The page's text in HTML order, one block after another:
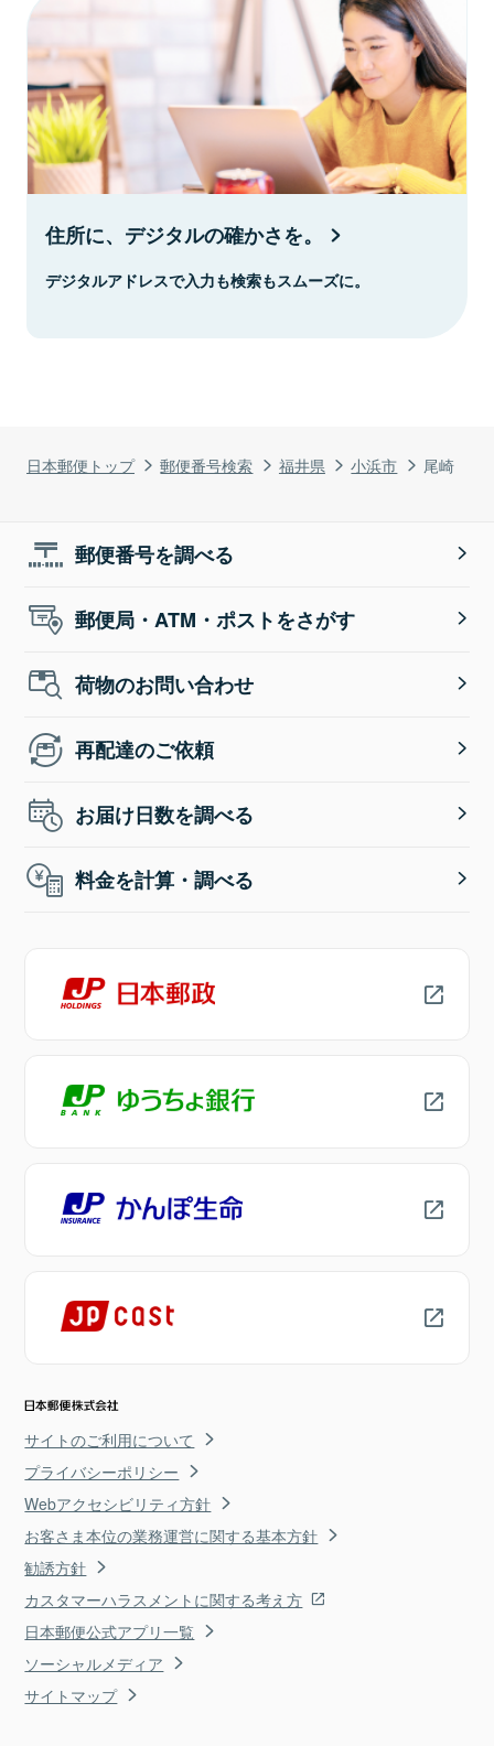
日本郵便トップ 郵便番号検索 福井県 小浜市 尾崎
住所に、デジタルの確かさを。
デジタルアドレスで入力も検索もスムーズに。
郵便番号を調べる
郵便局・ATM・ポストをさがす
荷物のお問い合わせ
再配達のご依頼
お届け日数を調べる
料金を計算・調べる
サイトのご利用について
プライバシーポリシー
Webアクセシビリティ方針
お客さま本位の業務運営に関する基本方針
勧誘方針
カスタマーハラスメントに関する考え方
日本郵便公式アプリ一覧
ソーシャルメディア
サイトマップ